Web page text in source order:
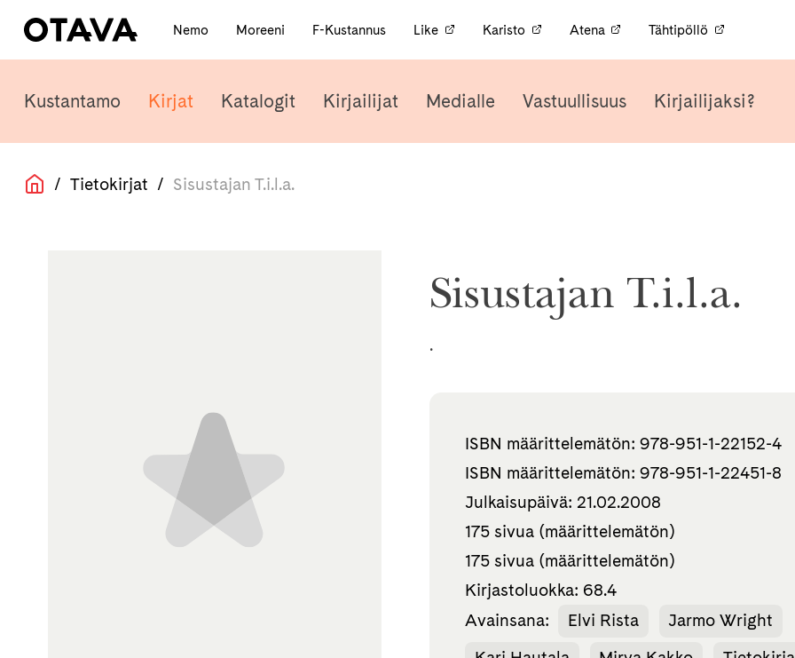
Nemo Moreeni F-Kustannus Like Karisto Atena Tähtipöllö
Kustantamo Kirjat Katalogit Kirjailijat Medialle Vastuullisuus Kirjailijaksi?
/ Tietokirjat / Sisustajan T.i.l.a.
Sisustajan T.i.l.a.
.
ISBN määrittelemätön: 978-951-1-22152-4
ISBN määrittelemätön: 978-951-1-22451-8
Julkaisupäivä: 21.02.2008
175 sivua (määrittelemätön)
175 sivua (määrittelemätön)
Kirjastoluokka: 68.4
Avainsana:
Elvi Rista
Jarmo Wright